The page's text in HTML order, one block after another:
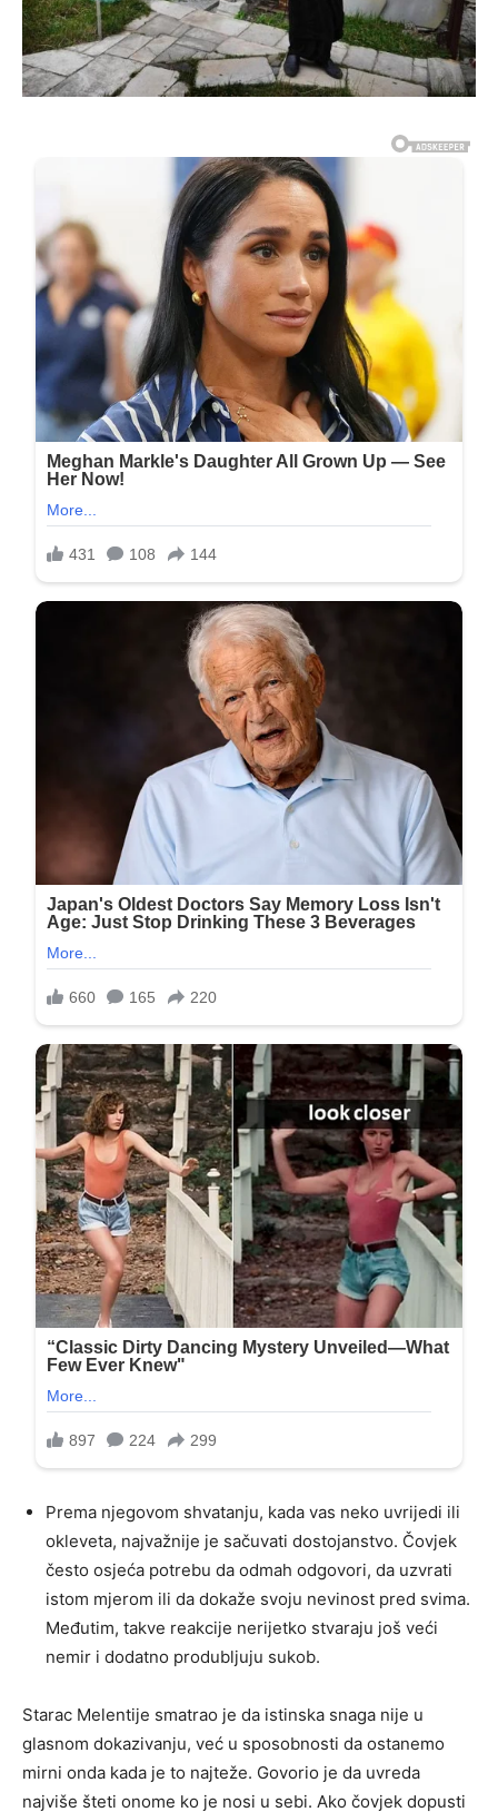
Prema njegovom shvatanju, kada vas neko uvrijedi ili
okleveta, najvažnije je sačuvati dostojanstvo. Čovjek
često osjeća potrebu da odmah odgovori, da uzvrati
istom mjerom ili da dokaže svoju nevinost pred svima.
Međutim, takve reakcije nerijetko stvaraju još veći
nemir i dodatno produbljuju sukob.
Starac Melentije smatrao je da istinska snaga nije u
glasnom dokazivanju, već u sposobnosti da ostanemo
mirni onda kada je to najteže. Govorio je da uvreda
najviše šteti onome ko je nosi u sebi. Ako čovjek dopusti